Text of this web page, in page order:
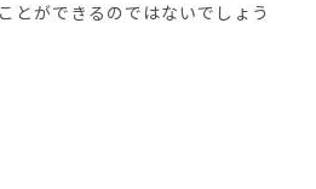
とができるのではないでしょう